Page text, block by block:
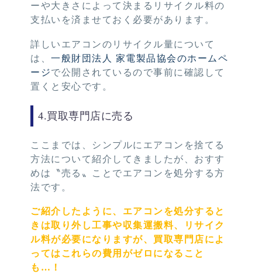
ーや大きさによって決まるリサイクル料の
支払いを済ませておく必要があります。
詳しいエアコンのリサイクル量について
は、 一般財団法人 家電製品協会のホームペ
ージで公開されているので事前に確認して
置くと安心です。
4.買取専門店に売る
ここまでは、シンプルにエアコンを捨てる
方法について紹介してきましたが、おすす
めは〝売る〟ことでエアコンを処分する方
法です。
ご紹介したように、エアコンを処分すると
きは取り外し工事や収集運搬料、リサイク
ル料が必要になりますが、買取専門店によ
ってはこれらの費用がゼロになること
も…！